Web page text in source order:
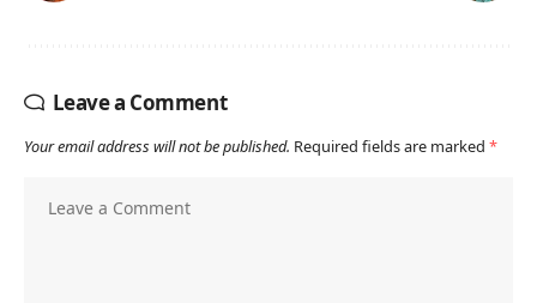
Leave a Comment
Your email address will not be published. Required fields are marked *